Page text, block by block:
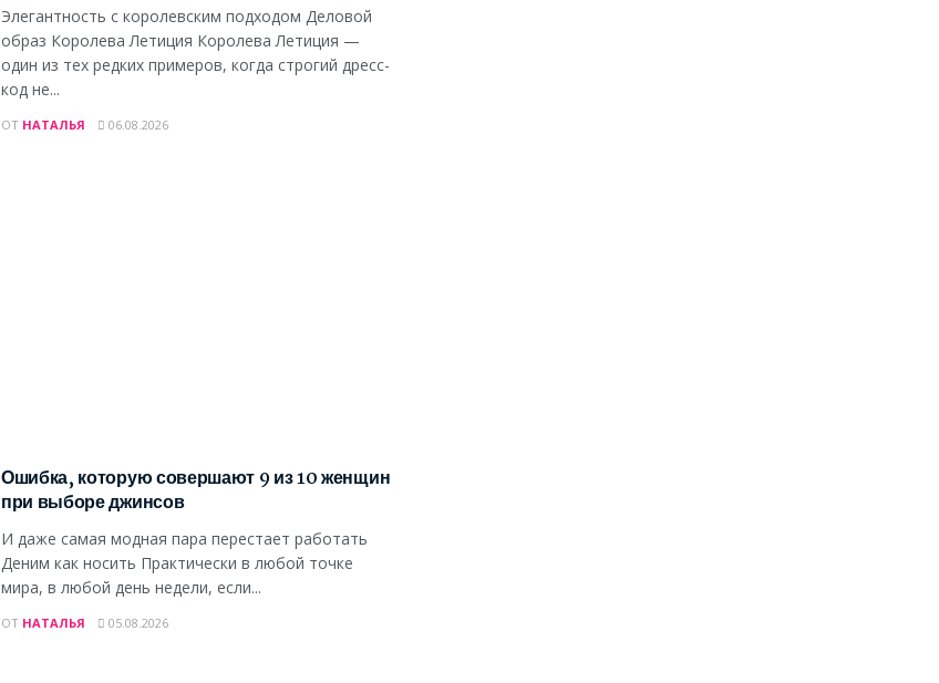
Элегантность с королевским подходом Деловой
образ Королева Летиция Королева Летиция —
один из тех редких примеров, когда строгий дресс-
код не...
ОТ НАТАЛЬЯ 06.08.2026
Ошибка, которую совершают 9 из 10 женщин
при выборе джинсов
И даже самая модная пара перестает работать
Деним как носить Практически в любой точке
мира, в любой день недели, если...
ОТ НАТАЛЬЯ 05.08.2026